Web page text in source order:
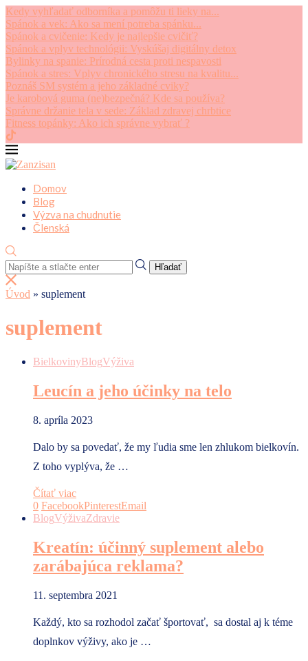
Kedy vyhľadať odborníka a pomôžu ti lieky na...
Spánok a vek: Ako sa mení potreba spánku...
Spánok a cvičenie: Kedy je najlepšie cvičiť?
Spánok a vplyv technológii: Vyskúšaj digitálny detox
Bylinky na spanie: Prírodná cesta proti nespavosti
Spánok a stres: Vplyv chronického stresu na kvalitu...
Poznáš SM systém a jeho základné cviky?
Je karobová guma (ne)bezpečná? Kde sa používa?
Správne držanie tela v sede: Základ zdravej chrbtice
Fitness topánky: Ako ich správne vybrať ?
Domov
Blog
Výzva na chudnutie
Členská
Hľadať
Úvod » suplement
suplement
BielkovinyBlogVýživa
Leucín a jeho účinky na telo
8. apríla 2023
Dalo by sa povedať, že my ľudia sme len zhlukom bielkovín.
Z toho vyplýva, že …
Čítať viac
0 FacebookPinterestEmail
BlogVýživaZdravie
Kreatín: účinný suplement alebo
zarábajúca reklama?
11. septembra 2021
Každý, kto sa rozhodol začať športovať, sa dostal aj k téme
doplnkov výživy, ako je …